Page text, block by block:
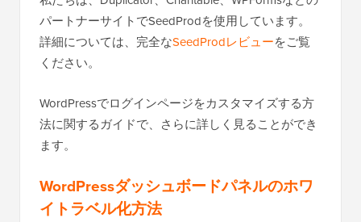
パートナーサイトでSeedProdを使用しています。
詳細については、完全なSeedProdレビューをご覧
ください。
WordPressでログインページをカスタマイズする方
法に関するガイドで、さらに詳しく見ることができ
ます。
WordPressダッシュボードパネルのホワ
イトラベル化方法